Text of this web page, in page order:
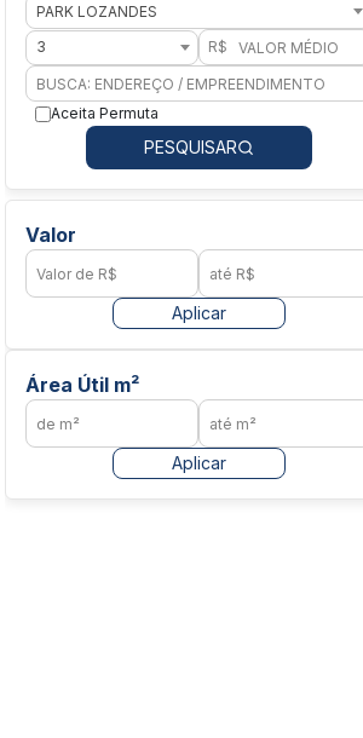
PARK LOZANDES
3
R$
Aceita Permuta
PESQUISAR
Valor
Aplicar
Área Útil m²
Aplicar